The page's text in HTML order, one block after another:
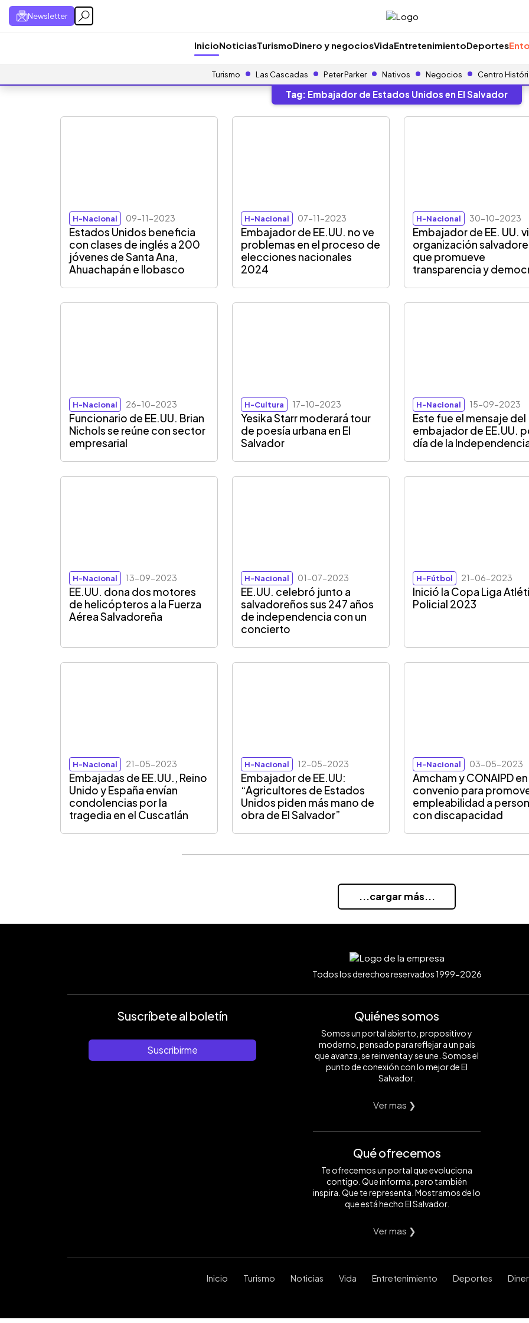
Newsletter
InicioNoticiasTurismoDinero y negociosVidaEntretenimientoDeportes
Turismo Las Cascadas Peter Parker Nativos Negocios Centro
Tag: Embajador de Estados Unidos en El Salvador
H-Nacional 09-11-2023
Estados Unidos beneficia
con clases de inglés a 200
jóvenes de Santa Ana,
Ahuachapán e Ilobasco
H-Nacional 07-11-2023
Embajador de EE.UU. no ve
problemas en el proceso de
elecciones nacionales
2024
H-Nacional 30-10-2023
Embajador de EE. UU.
organización
que promueve
transparencia y
H-Nacional 26-10-2023
Funcionario de EE.UU. Brian
Nichols se reúne con sector
empresarial
H-Cultura 17-10-2023
Yesika Starr moderará tour
de poesía urbana en El
Salvador
H-Nacional 15-09-2023
Este fue el mensaje del
embajador de EE.UU.
día de la
H-Nacional 13-09-2023
EE.UU. dona dos motores
de helicópteros a la Fuerza
Aérea Salvadoreña
H-Nacional 01-07-2023
EE.UU. celebró junto a
salvadoreños sus 247 años
de independencia con un
concierto
H-Fútbol 21-06-2023
Inició la Copa Liga
Policial 2023
H-Nacional 21-05-2023
Embajadas de EE.UU., Reino
Unido y España envían
condolencias por la
tragedia en el Cuscatlán
H-Nacional 12-05-2023
Embajador de EE.UU:
“Agricultores de Estados
Unidos piden más mano de
obra de El Salvador”
H-Nacional 03-05-2023
Amcham y CONAIPD en
convenio para
empleabilidad a
con discapacidad
...cargar más...
Todos los derechos reservados 1999-2026
Suscríbete al boletín
Suscribirme
Quiénes somos
Somos un portal abierto, propositivo y
moderno, pensado para reflejar a un país
que avanza, se reinventa y se une. Somos el
punto de conexión con lo mejor de El
Salvador.
Ver mas ❯
Qué ofrecemos
Te ofrecemos un portal que evoluciona
contigo. Que informa, pero también
inspira. Que te representa. Mostramos de lo
que está hecho El Salvador.
Ver mas ❯
Inicio Turismo Noticias Vida Entretenimiento Deportes